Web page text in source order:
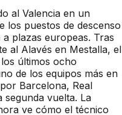
al Valencia en un
los puestos de descenso
plazas europeas. Tras
al Alavés en Mestalla, el
últimos ocho
de los equipos más en
Barcelona, Real
segunda vuelta. La
ve cómo el técnico